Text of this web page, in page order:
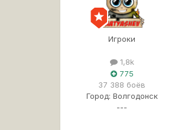
Игроки
1,8k
775
37 388 боёв
Город: Волгодонск
---